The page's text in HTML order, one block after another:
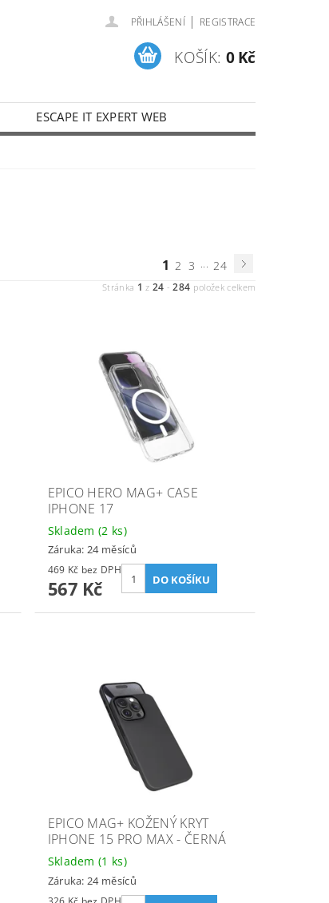
PŘIHLÁŠENÍ | REGISTRACE
KOŠÍK: 0 Kč
ESCAPE IT EXPERT WEB
1 2 3 ... 24
Stránka 1 z 24 -284 položek celkem
EPICO HERO MAG+ CASE
IPHONE 17
Skladem(2 ks)
Záruka: 24 měsíců
469 Kč bez DPH
567 Kč
EPICO MAG+ KOŽENÝ KRYT
IPHONE 15 PRO MAX - ČERNÁ
Skladem(1 ks)
Záruka: 24 měsíců